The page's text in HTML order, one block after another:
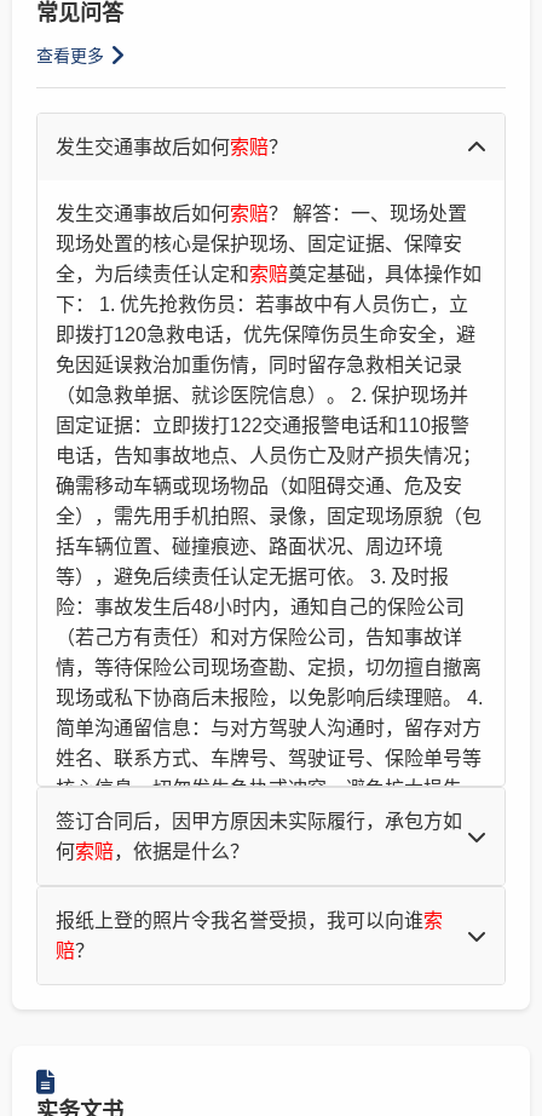
常见问答
查看更多
发生交通事故后如何索赔？
发生交通事故后如何索赔？ 解答：一、现场处置
现场处置的核心是保护现场、固定证据、保障安
全，为后续责任认定和索赔奠定基础，具体操作如
下： 1. 优先抢救伤员：若事故中有人员伤亡，立
即拨打120急救电话，优先保障伤员生命安全，避
免因延误救治加重伤情，同时留存急救相关记录
（如急救单据、就诊医院信息）。 2. 保护现场并
固定证据：立即拨打122交通报警电话和110报警
电话，告知事故地点、人员伤亡及财产损失情况；
确需移动车辆或现场物品（如阻碍交通、危及安
全），需先用手机拍照、录像，固定现场原貌（包
括车辆位置、碰撞痕迹、路面状况、周边环境
等），避免后续责任认定无据可依。 3. 及时报
险：事故发生后48小时内，通知自己的保险公司
（若己方有责任）和对方保险公司，告知事故详
情，等待保险公司现场查勘、定损，切勿擅自撤离
现场或私下协商后未报险，以免影响后续理赔。 4.
简单沟通留信息：与对方驾驶人沟通时，留存对方
姓名、联系方式、车牌号、驾驶证号、保险单号等
核心信息，切勿发生争执或冲突，避免扩大损失。
二、获取责任认定 责任认定是确定赔偿比例的关
键，需及时获取官方认定文件，具体要求如下： 1.
人及目击者，核实事故经过，结合现场证据出具
《道路交通事故认定书》，明确双方当事人的责任
签订合同后，因甲方原因未实际履行，承包方如
何索赔，依据是什么？
索赔，依据是什么？有百分比吗？如果提出利润 索赔，
会得到法院支持吗？ 答：您好，承包人可依据《民法
典》584条，提出违约索赔（工期延误损失、顺延工
法律服务网
报纸上登的照片令我名誉受损，我可以向谁索
赔？
朋友都用有色眼看我，我可以向哪一个
实务文书